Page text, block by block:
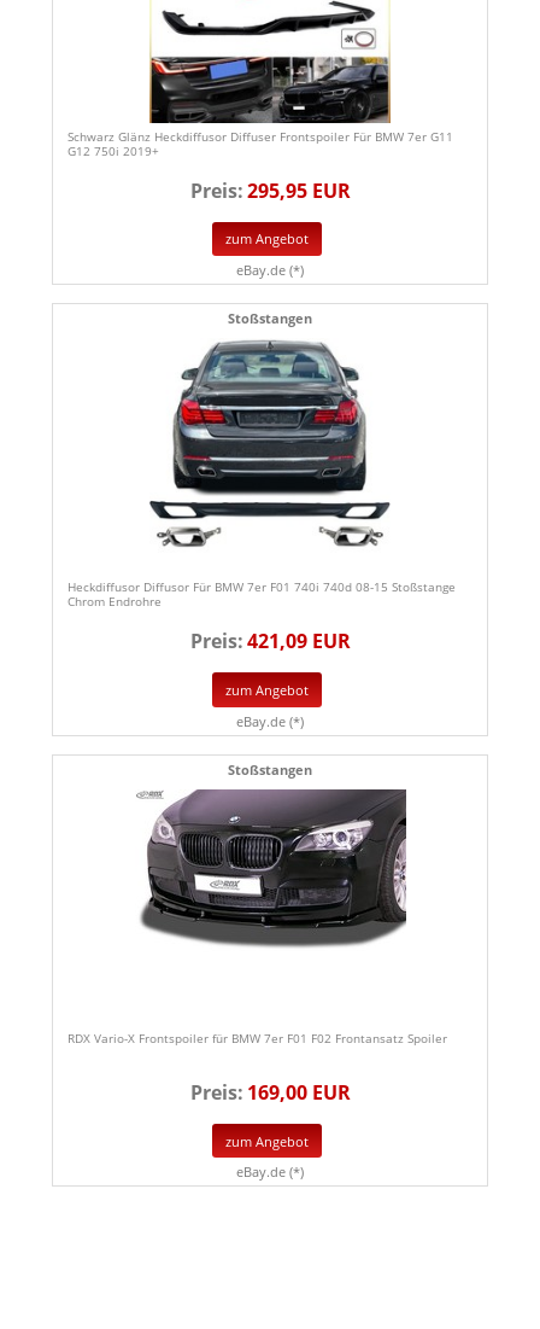
Schwarz Glänz Heckdiffusor Diffuser Frontspoiler Für BMW 7er G11
G12 750i 2019+
Preis:295,95 EUR
zum Angebot
eBay.de (*)
Stoßstangen
Heckdiffusor Diffusor Für BMW 7er F01 740i 740d 08-15 Stoßstange
Chrom Endrohre
Preis:421,09 EUR
zum Angebot
eBay.de (*)
Stoßstangen
RDX Vario-X Frontspoiler für BMW 7er F01 F02 Frontansatz Spoiler
Preis: 169,00 EUR
zum Angebot
eBay.de (*)